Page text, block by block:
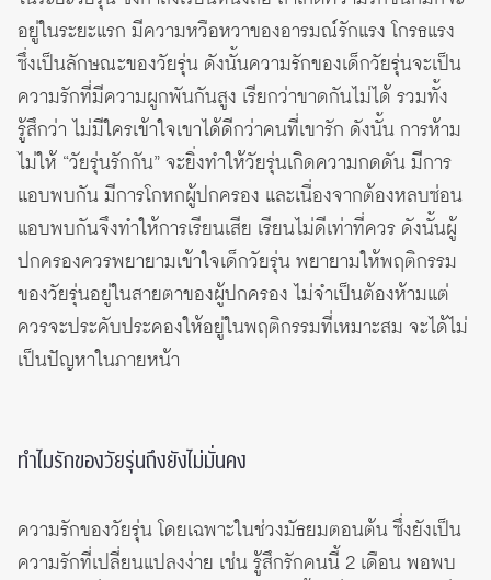
อยู่ในระยะแรก มีความหวือหวาของอารมณ์รักแรง โกรธแรง
ซึ่งเป็นลักษณะของวัยรุ่น ดังนั้นความรักของเด็กวัยรุ่นจะเป็น
ความรักที่มีความผูกพันกันสูง เรียกว่าขาดกันไม่ได้ รวมทั้ง
รู้สึกว่า ไม่มีใครเข้าใจเขาได้ดีกว่าคนที่เขารัก ดังนั้น การห้าม
ไม่ให้ “วัยรุ่นรักกัน” จะยิ่งทำให้วัยรุ่นเกิดความกดดัน มีการ
แอบพบกัน มีการโกหกผู้ปกครอง และเนื่องจากต้องหลบซ่อน
แอบพบกันจึงทำให้การเรียนเสีย เรียนไม่ดีเท่าที่ควร ดังนั้นผู้
ปกครองควรพยายามเข้าใจเด็กวัยรุ่น พยายามให้พฤติกรรม
ของวัยรุ่นอยู่ในสายตาของผู้ปกครอง ไม่จำเป็นต้องห้ามแต่
ควรจะประคับประคองให้อยู่ในพฤติกรรมที่เหมาะสม จะได้ไม่
เป็นปัญหาในภายหน้า
ทำไมรักของวัยรุ่นถึงยังไม่มั่นคง
ความรักของวัยรุ่น โดยเฉพาะในช่วงมัธยมตอนต้น ซึ่งยังเป็น
ความรักที่เปลี่ยนแปลงง่าย เช่น รู้สึกรักคนนี้ 2 เดือน พอพบ